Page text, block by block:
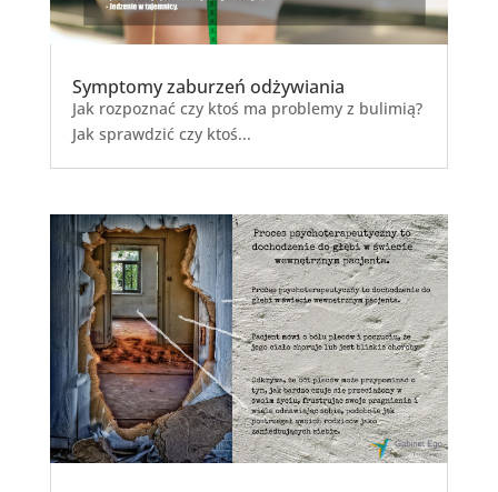
Symptomy zaburzeń odżywiania
Jak rozpoznać czy ktoś ma problemy z bulimią?
Jak sprawdzić czy ktoś...